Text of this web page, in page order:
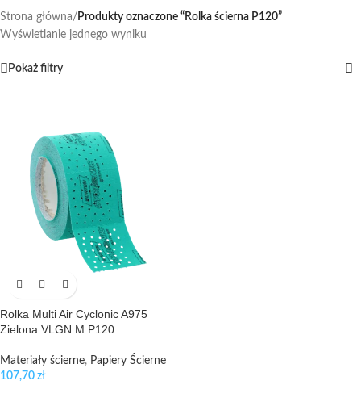
Strona główna/ Produkty oznaczone “Rolka ścierna P120”
Wyświetlanie jednego wyniku
Pokaż filtry
Rolka Multi Air Cyclonic A975
Zielona VLGN M P120
Materiały ścierne, Papiery Ścierne
107,70 zł